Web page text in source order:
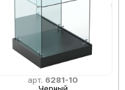
арт. 6281-10